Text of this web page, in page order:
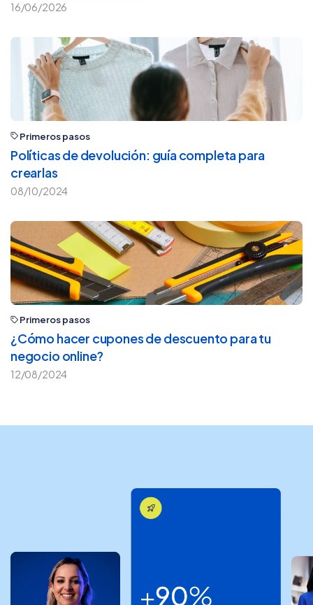
16/06/2026
Primeros pasos
Políticas de devolución: guía completa para
crearlas
08/10/2024
Primeros pasos
¿Cómo hacer cupones de descuento para tu
negocio online?
12/08/2024